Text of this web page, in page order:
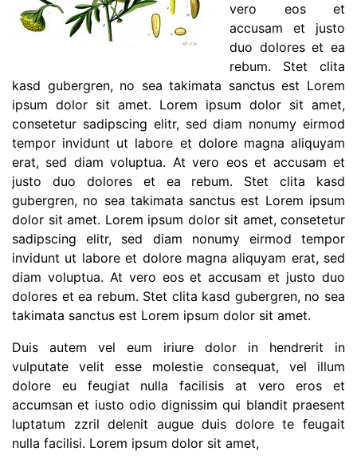
vero eos et
accusam et justo
duo dolores et ea
rebum. Stet clita
kasd gubergren, no sea takimata sanctus est Lorem
ipsum dolor sit amet. Lorem ipsum dolor sit amet,
consetetur sadipscing elitr, sed diam nonumy eirmod
tempor invidunt ut labore et dolore magna aliquyam
erat, sed diam voluptua. At vero eos et accusam et
justo duo dolores et ea rebum. Stet clita kasd
gubergren, no sea takimata sanctus est Lorem ipsum
dolor sit amet. Lorem ipsum dolor sit amet, consetetur
sadipscing elitr, sed diam nonumy eirmod tempor
invidunt ut labore et dolore magna aliquyam erat, sed
diam voluptua. At vero eos et accusam et justo duo
dolores et ea rebum. Stet clita kasd gubergren, no sea
takimata sanctus est Lorem ipsum dolor sit amet.
Duis autem vel eum iriure dolor in hendrerit in
vulputate velit esse molestie consequat, vel illum
dolore eu feugiat nulla facilisis at vero eros et
accumsan et iusto odio dignissim qui blandit praesent
luptatum zzril delenit augue duis dolore te feugait
nulla facilisi. Lorem ipsum dolor sit amet,